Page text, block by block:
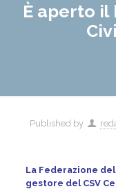
È aperto il
Published by
La Federazione
gestore del CSV